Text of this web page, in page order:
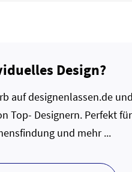
Design?
auf designenlassen.de
Top- Designern. Perfekt
und mehr ...